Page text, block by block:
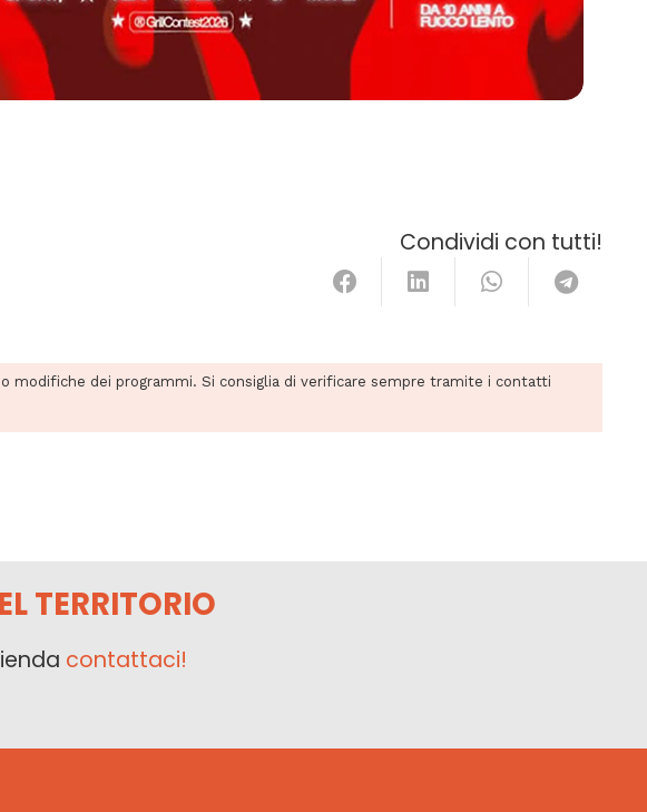
Condividi con tutti!
modifiche dei programmi. Si consiglia di verificare sempre tramite i contatti
TERRITORIO
contattaci!